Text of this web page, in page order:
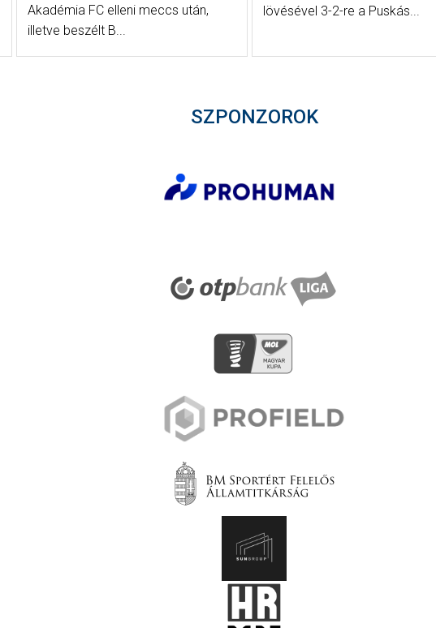
Akadémia FC elleni meccs után,
illetve beszélt B...
lövésével 3-2-re a Puskás...
SZPONZOROK